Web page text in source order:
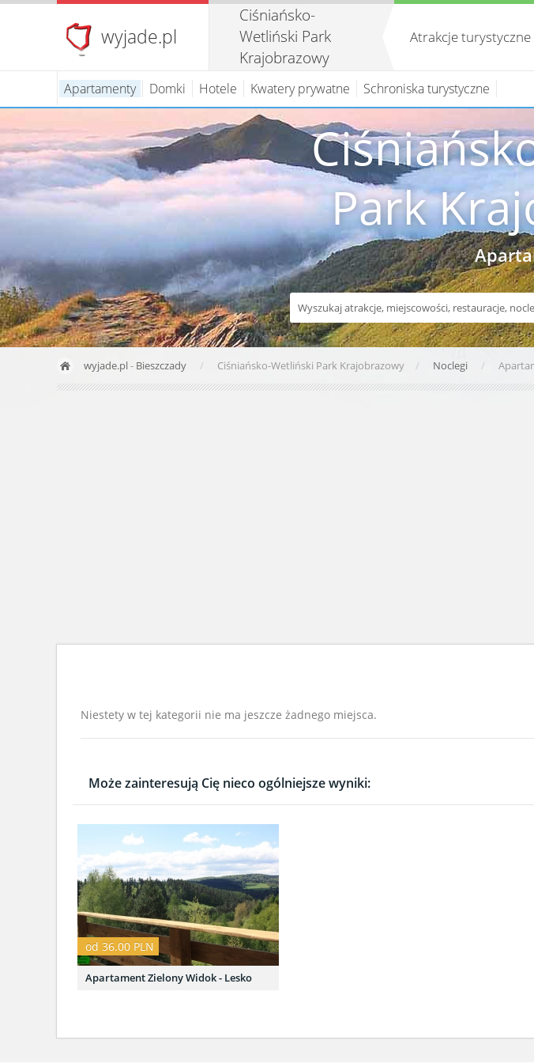
wyjade.pl
Ciśniańsko-
Wetliński Park
Krajobrazowy
Bieszczady
Atrakcje turystyczne
Apartamenty Domki Hotele Kwatery prywatne Schroniska turystyczne
Park
wyjade.pl- Bieszczady Ciśniańsko-Wetliński Park Krajobrazowy Noclegi
Niestety w tej kategorii nie ma jeszcze żadnego miejsca.
Może zainteresują Cię nieco ogólniejsze wyniki:
od 36.00 PLN
Apartament Zielony Widok - Lesko